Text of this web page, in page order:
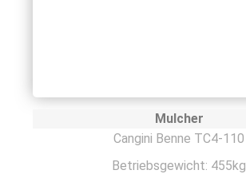
Mulcher
Cangini Benne TC4-110
Betriebsgewicht: 455kg